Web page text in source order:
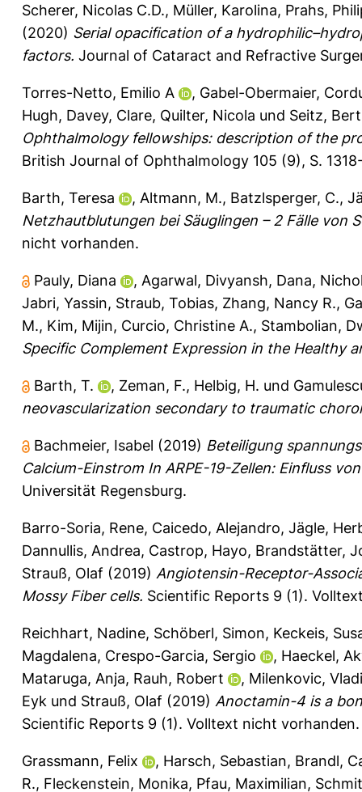
Scherer, Nicolas C.D., Müller, Karolina, Prahs,
(2020) Serial opacification of a
factors. Journal of Cataract and Refractive
Torres-Netto, Emilio A , Gabel-Obermaier,
Hugh, Davey, Clare, Quilter, Nicola und Seitz,
Ophthalmology fellowships: description of the
British Journal of Ophthalmology 105 (9), S.
Barth, Teresa , Altmann, M., Batzlsperger, C.,
Netzhautblutungen bei Säuglingen – 2 Fälle von
nicht vorhanden.
Pauly, Diana , Agarwal, Divyansh, Dana,
Jabri, Yassin, Straub, Tobias, Zhang, Nancy R.,
M., Kim, Mijin, Curcio, Christine A., Stambolian,
Specific Complement Expression in the Healthy
Barth, T. , Zeman, F., Helbig, H. und
neovascularization secondary to traumatic
Bachmeier, Isabel (2019) Beteiligung
Calcium-Einstrom In ARPE-19-Zellen: Einfluss
Universität Regensburg.
Barro-Soria, Rene, Caicedo, Alejandro, Jägle,
Dannullis, Andrea, Castrop, Hayo, Brandstätter,
Strauß, Olaf (2019) Angiotensin-Receptor-
Mossy Fiber cells. Scientific Reports 9 (1).
Reichhart, Nadine, Schöberl, Simon, Keckeis,
Magdalena, Crespo-Garcia, Sergio , Haeckel,
Mataruga, Anja, Rauh, Robert , Milenkovic,
Eyk und Strauß, Olaf (2019) Anoctamin-4 is a
Scientific Reports 9 (1). Volltext nicht vorhanden.
Grassmann, Felix , Harsch, Sebastian, Brandl,
R., Fleckenstein, Monika, Pfau, Maximilian,